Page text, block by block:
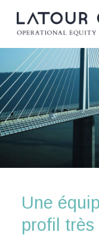
Une
profil